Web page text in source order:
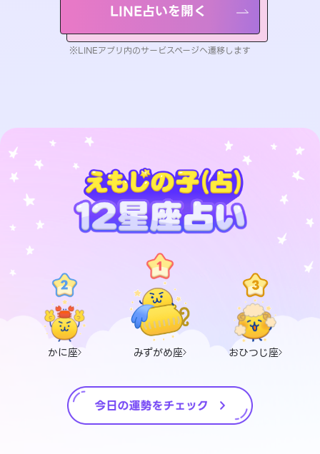
LINE占いを開く
※LINEアプリ内のサービスページへ遷移します
かに座 みずがめ座 おひつじ座